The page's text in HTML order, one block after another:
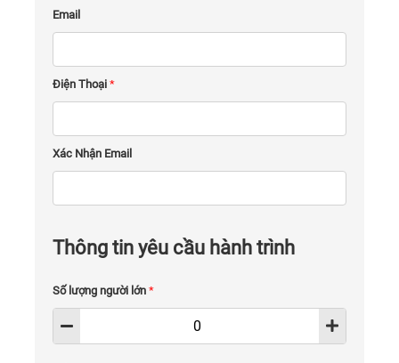
Email
Điện Thoại *
Xác Nhận Email
Thông tin yêu cầu hành trình
Số lượng người lớn *